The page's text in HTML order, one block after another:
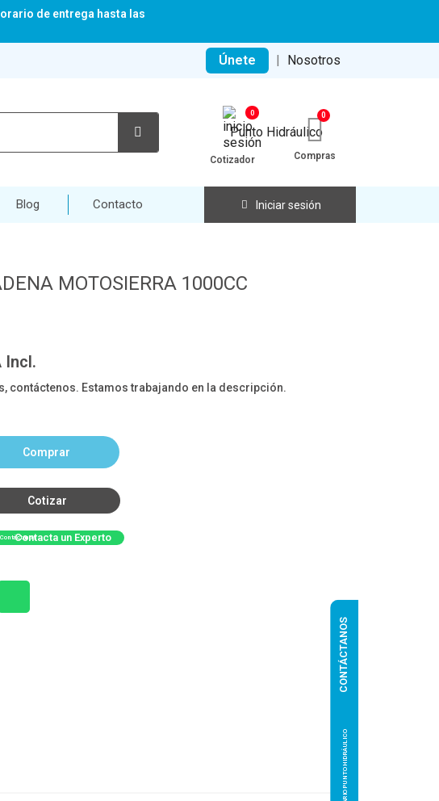
de entrega hasta las
Únete | Nosotros
0
Cotizador Compras
Blog Contacto Iniciar sesión
MOTOSIERRA 1000CC
Incl.
contáctenos. Estamos trabajando en la descripción.
Comprar
Cotizar
Contacta un Experto
CONTÁCTANOS